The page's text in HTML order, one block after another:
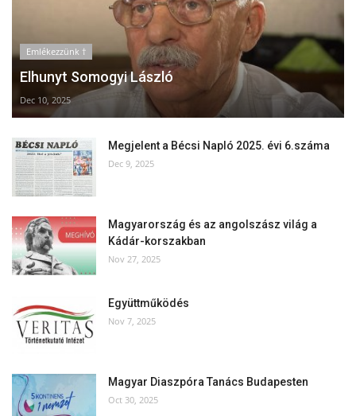
Emlékezzünk †
Elhunyt Somogyi László
Dec 10, 2025
Megjelent a Bécsi Napló 2025. évi 6.száma
Dec 9, 2025
Magyarország és az angolszász világ a
Kádár-korszakban
Nov 27, 2025
Együttműködés
Nov 7, 2025
Magyar Diaszpóra Tanács Budapesten
Oct 30, 2025